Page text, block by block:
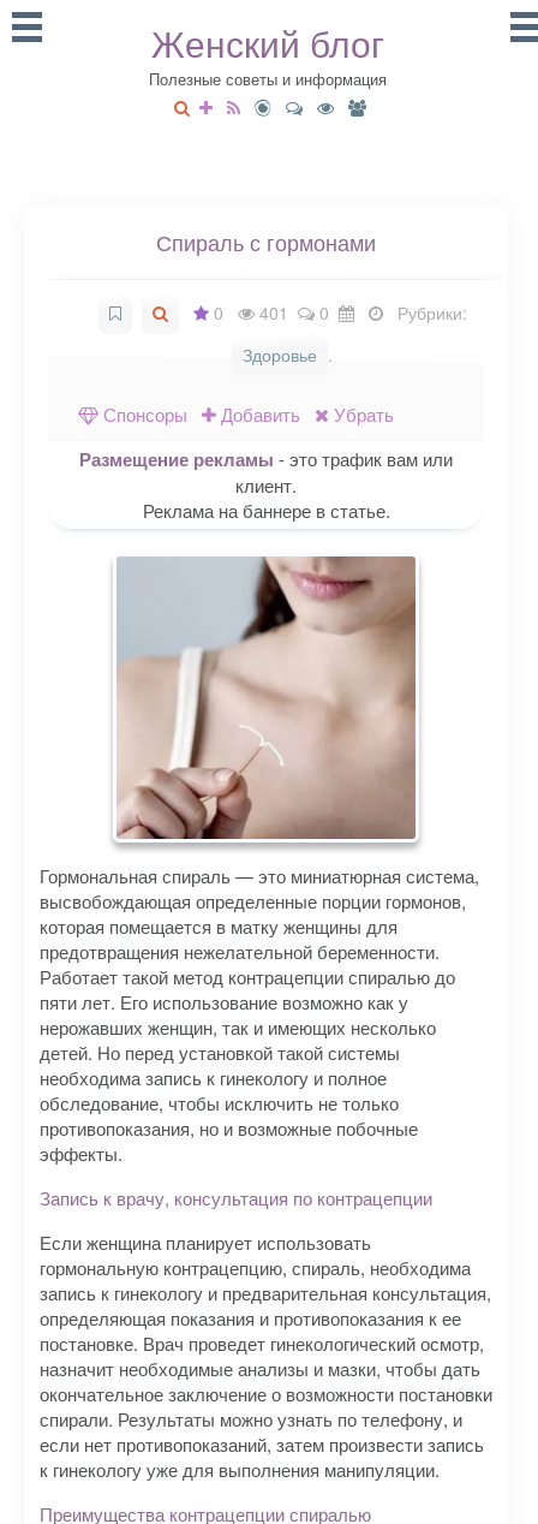
Женский блог
Полезные советы и информация
Спираль с гормонами
0 401 0
Рубрики:
Здоровье .
Спонсоры Добавить Убрать
Размещение рекламы - это трафик вам или
клиент.
Реклама на баннере в статье.
Гормональная спираль — это миниатюрная система,
высвобождающая определенные порции гормонов,
которая помещается в матку женщины для
предотвращения нежелательной беременности.
Работает такой метод контрацепции спиралью до
пяти лет. Его использование возможно как у
нерожавших женщин, так и имеющих несколько
детей. Но перед установкой такой системы
необходима запись к гинекологу и полное
обследование, чтобы исключить не только
противопоказания, но и возможные побочные
эффекты.
Запись к врачу, консультация по контрацепции
Если женщина планирует использовать
гормональную контрацепцию, спираль, необходима
запись к гинекологу​ и предварительная консультация,
определяющая показания и противопоказания к ее
постановке. Врач проведет гинекологический осмотр,
назначит необходимые анализы и мазки, чтобы дать
окончательное заключение о возможности постановки
спирали. Результаты можно узнать по телефону​, и
если нет противопоказаний, затем произвести запись
к гинекологу уже для выполнения манипуляции.
Преимущества контрацепции спиралью